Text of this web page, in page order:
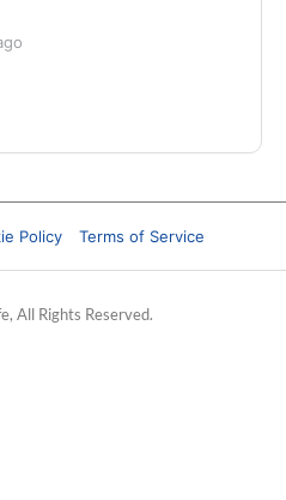
Policy Terms of Service
All Rights Reserved.